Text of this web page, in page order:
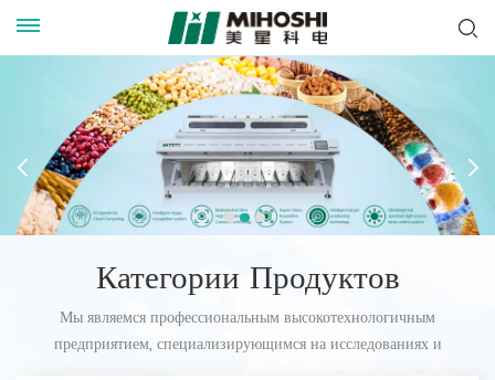
Категории Продуктов
Мы являемся профессиональным высокотехнологичным
предприятием, специализирующимся на исследованиях и